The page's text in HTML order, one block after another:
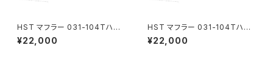
HST マフラー 031-104Tハイ
エース TRH223B(2WD) トヨ
タ 本体オールステンレス パイプ
¥22,000
HST マフラー 031-104Tハイ
エース TRH221K(2WD) トヨタ
本体オールステンレス パイプス
¥22,000